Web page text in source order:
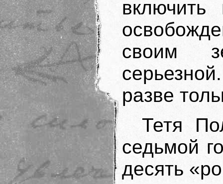
включить
своим
разве
Тетя
седьмой
десять